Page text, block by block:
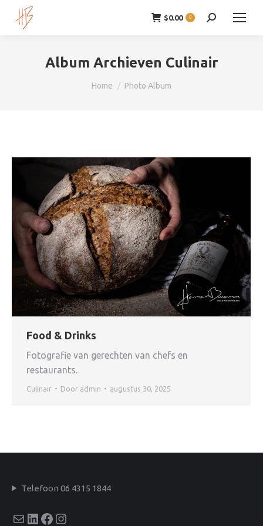
$0.00 0 Zoeken:
Album Archieven Culinair
Je bent hier:
Home Photo Album
Food & Drinks
Fotografie van gerechten van chefs en
restaurants.
Culinair Door admin augustus 30, 2025
Telefoon 06 4315 1844
E-mailLinkedIn
Facebook
Instagram